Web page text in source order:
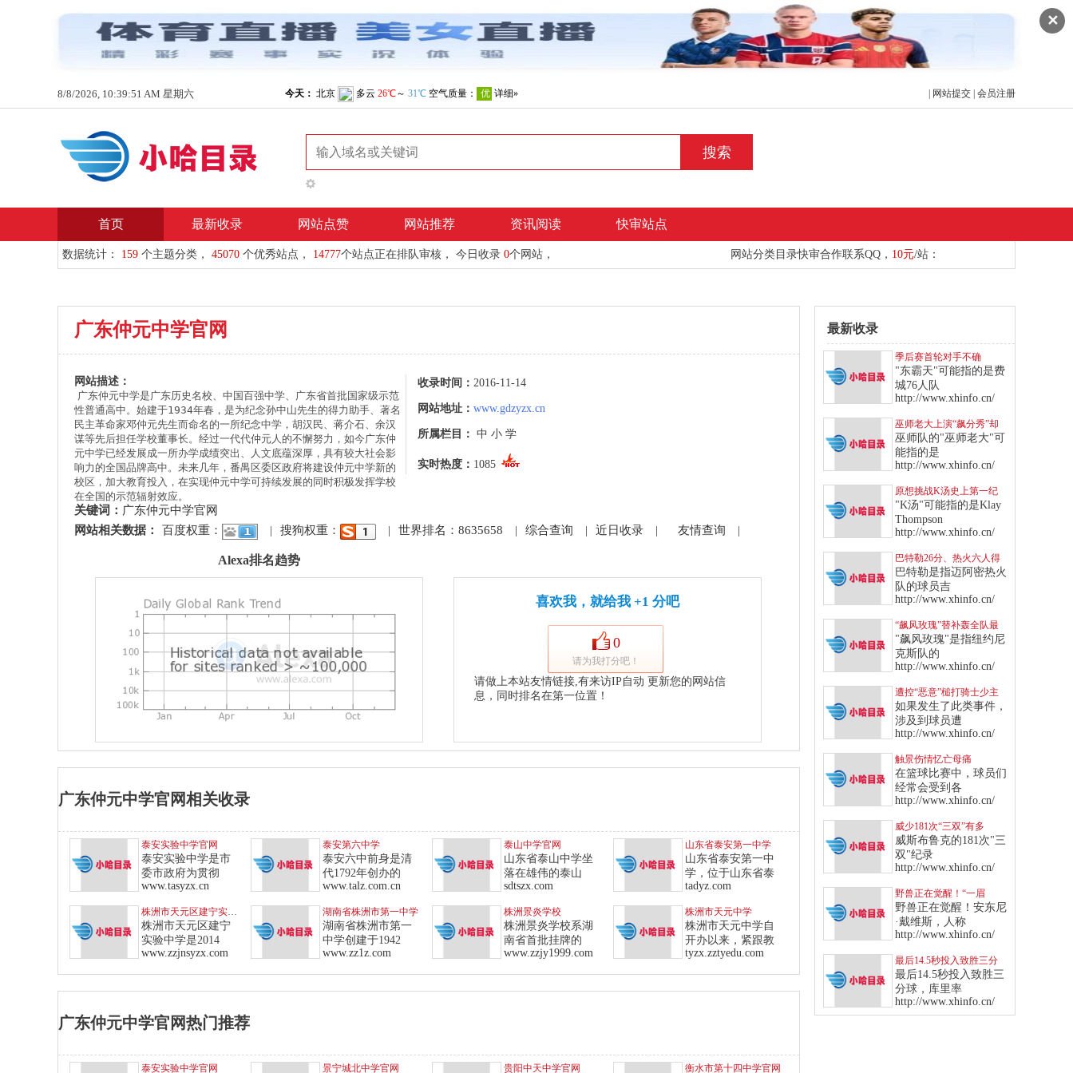
✕
8/8/2026, 10:39:51 AM 星期六 网站提交 会员注册
搜索
首页 最新收录 网站点赞 网站推荐 资讯阅读 快审站点
数据统计： 159 个主题分类， 45070 个优秀站点， 14777个站点正在排队审核， 今日收录 0个网站， 网站分类目录快审合作联系QQ， 10元/站：
广东仲元中学官网
网站描述：
广东仲元中学是广东历史名校、中国百强中学、广东省首批国家级示范
性普通高中。始建于1934年春，是为纪念孙中山先生的得力助手、著名
民主革命家邓仲元先生而命名的一所纪念中学，胡汉民、蒋介石、余汉
谋等先后担任学校董事长。经过一代代仲元人的不懈努力，如今广东仲
元中学已经发展成一所办学成绩突出、人文底蕴深厚，具有较大社会影
响力的全国品牌高中。未来几年，番禺区委区政府将建设仲元中学新的
校区，加大教育投入，在实现仲元中学可持续发展的同时积极发挥学校
在全国的示范辐射效应。
收录时间： 2016-11-14
网站地址： www.gdzyzx.cn
所属栏目： 中 小 学
实时热度： 1085
关键词： 广东仲元中学官网
网站相关数据：
百度权重： | 搜狗权重： | 世界排名：8635658 | 综合查询 | 近日收录 | 友情查询 |
Alexa排名趋势
喜欢我，就给我 +1 分吧
0
请为我打分吧！
请做上本站友情链接,有来访IP自动 更新您的网站信
息，同时排名在第一位置！
广东仲元中学官网相关收录
泰安实验中学官网
泰安实验中学是市
委市政府为贯彻
www.tasyzx.cn
泰安第六中学
泰安六中前身是清
代1792年创办的
www.talz.com.cn
泰山中学官网
山东省泰山中学坐
落在雄伟的泰山
sdtszx.com
山东省泰安第一中学
山东省泰安第一中
学，位于山东省泰
tadyz.com
株洲市天元区建宁实验中学
株洲市天元区建宁
实验中学是2014
www.zzjnsyzx.com
湖南省株洲市第一中学
湖南省株洲市第一
中学创建于1942
www.zz1z.com
株洲景炎学校
株洲景炎学校系湖
南省首批挂牌的
www.zzjy1999.com
株洲市天元中学
株洲市天元中学自
开办以来，紧跟教
tyzx.zztyedu.com
广东仲元中学官网热门推荐
泰安实验中学官网 景宁城北中学官网 贵阳中天中学官网 衡水市第十四中学官网
最新收录
季后赛首轮对手不确
定，“东霸天”七六人针对
多队制定战术
"东霸天"可能指的是费
城76人队
http://www.xhinfo.cn/
巫师老大上演“飙分秀”却
传伤情，“得分王”头衔恐
拱手让给库里
巫师队的"巫师老大"可
能指的是
http://www.xhinfo.cn/
原想挑战K汤史上第一纪
录，无奈“这点”让库里只
能作罢
"K汤"可能指的是Klay
Thompson
http://www.xhinfo.cn/
巴特勒26分、热火六人得
分上双，挡住绿衫军反扑
攻势
巴特勒是指迈阿密热火
队的球员吉
http://www.xhinfo.cn/
“飙风玫瑰”替补轰全队最
高，率领纽约尼克斯击退
快船
"飙风玫瑰"是指纽约尼
克斯队的
http://www.xhinfo.cn/
遭控“恶意”槌打骑士少主
软弱部位，东契奇遭驱逐
出场
如果发生了此类事件，
涉及到球员遭
http://www.xhinfo.cn/
触景伤情忆亡母痛
哭，“狼王”化悲伤为力量
率队血洗魔术
在篮球比赛中，球员们
经常会受到各
http://www.xhinfo.cn/
威少181次“三双”有多
狂？爵士13年来全队才1
次
威斯布鲁克的181次"三
双"纪录
http://www.xhinfo.cn/
野兽正在觉醒！“一眉
哥”飙纪录成“侠客”后队史
第一人
野兽正在觉醒！安东尼
·戴维斯，人称
http://www.xhinfo.cn/
最后14.5秒投入致胜三分
球！库里率勇士击败西部
龙头爵士
最后14.5秒投入致胜三
分球，库里率
http://www.xhinfo.cn/